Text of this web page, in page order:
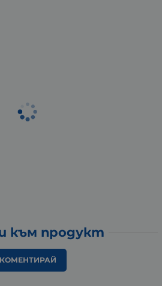
към продукт
КОМЕНТИРАЙ